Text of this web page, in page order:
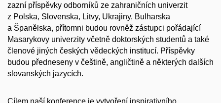
zazní příspěvky odborníků ze zahraničních univerzit
z Polska, Slovenska, Litvy, Ukrajiny, Bulharska
a Španělska, přítomni budou rovněž zástupci pořádající
Masarykovy univerzity včetně doktorských studentů a také
členové jiných českých vědeckých institucí. Příspěvky
budou předneseny v češtině, angličtině a některých dalších
slovanských jazycích.